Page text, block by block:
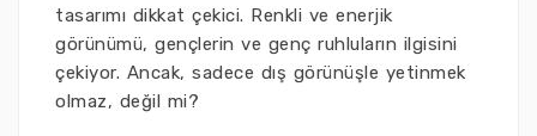
tasarımı dikkat çekici. Renkli ve enerjik
görünümü, gençlerin ve genç ruhluların ilgisini
çekiyor. Ancak, sadece dış görünüşle yetinmek
olmaz, değil mi?